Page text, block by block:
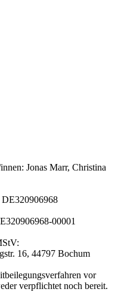
Jonas Marr, Christina
DE320906968
00001
16, 44797 Bochum
vor
verpflichtet noch bereit.